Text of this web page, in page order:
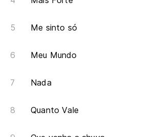
Me sinto só
Meu Mundo
Nada
Quanto Vale